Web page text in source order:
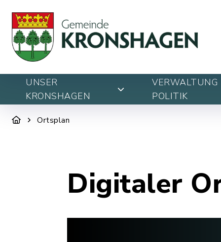
UNSER
KRONSHAGEN
VERWALTUNG
POLITIK
Ortsplan
Digitaler